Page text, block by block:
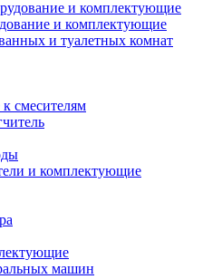
и комплектующие
и туалетных комнат
смесителям
и комплектующие
машин